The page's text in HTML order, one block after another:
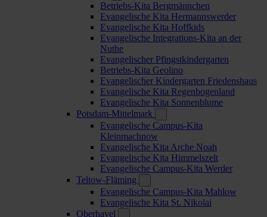
Betriebs-Kita Bergmännchen
Evangelische Kita Hermannswerder
Evangelische Kita Hoffkids
Evangelische Integrations-Kita an der
Nuthe
Evangelischer Pfingstkindergarten
Betriebs-Kita Geolino
Evangelischer Kindergarten Friedenshaus
Evangelische Kita Regenbogenland
Evangelische Kita Sonnenblume
Potsdam-Mittelmark
Evangelische Campus-Kita
Kleinmachnow
Evangelische Kita Arche Noah
Evangelische Kita Himmelszelt
Evangelische Campus-Kita Werder
Teltow-Fläming
Evangelische Campus-Kita Mahlow
Evangelische Kita St. Nikolai
Oberhavel